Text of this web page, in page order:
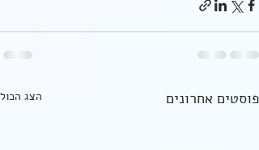
פוסטים אחרונים הצג הכול